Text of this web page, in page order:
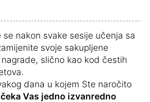
se nakon svake sesije učenja sa
svoje sakupljene
slično kao kod čestih
dana u kojem Ste naročito
čeka Vas jedno izvanredno